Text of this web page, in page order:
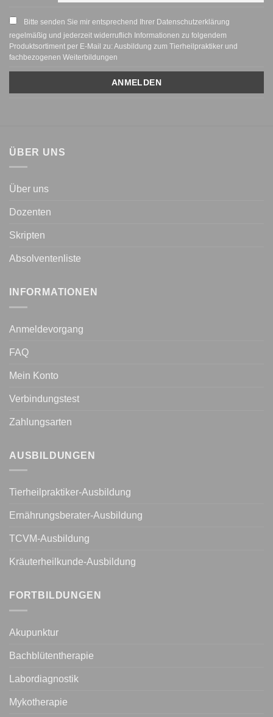
Bitte senden Sie mir entsprechend Ihrer Datenschutzerklärung
regelmäßig und jederzeit widerruflich Informationen zu folgendem
Produktsortiment per E-Mail zu: Ausbildung zum Tierheilpraktiker und
fachbezogenen Weiterbildungen
ÜBER UNS
Über uns
Dozenten
Skripten
Absolventenliste
INFORMATIONEN
Anmeldevorgang
FAQ
Mein Konto
Verbindungstest
Zahlungsarten
AUSBILDUNGEN
Tierheilpraktiker-Ausbildung
Ernährungsberater-Ausbildung
TCVM-Ausbildung
Kräuterheilkunde-Ausbildung
FORTBILDUNGEN
Akupunktur
Bachblütentherapie
Labordiagnostik
Mykotherapie